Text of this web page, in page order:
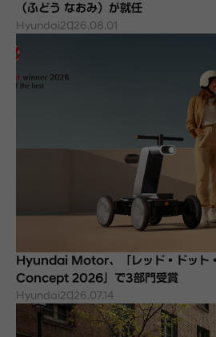
（ふどう なおみ）が就任
Hyundai2026.08.01
Hyundai Motor、「レッド・ドット
Concept 2026」で3部門受賞
Hyundai2026.07.14